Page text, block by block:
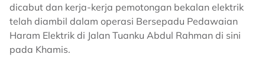
dicabut dan kerja-kerja pemotongan bekalan elektrik
telah diambil dalam operasi Bersepadu Pedawaian
Haram Elektrik di Jalan Tuanku Abdul Rahman di sini
pada Khamis.